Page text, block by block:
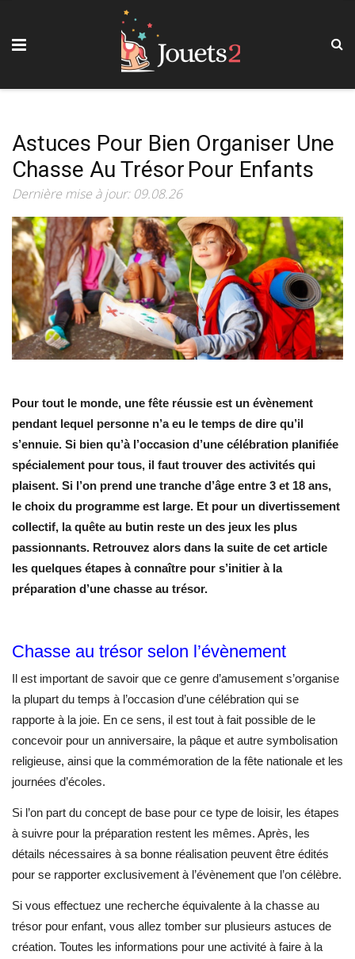
Astuces Pour Bien Organiser Une
Chasse Au Trésor Pour Enfants
Dernière mise à jour: 09.08.26
Pour tout le monde, une fête réussie est un évènement
pendant lequel personne n’a eu le temps de dire qu’il
s’ennuie. Si bien qu’à l’occasion d’une célébration planifiée
spécialement pour tous, il faut trouver des activités qui
plaisent. Si l’on prend une tranche d’âge entre 3 et 18 ans,
le choix du programme est large. Et pour un divertissement
collectif, la quête au butin reste un des jeux les plus
passionnants. Retrouvez alors dans la suite de cet article
les quelques étapes à connaître pour s’initier à la
préparation d’une chasse au trésor.
Chasse au trésor selon l’évènement
Il est important de savoir que ce genre d’amusement s’organise
la plupart du temps à l’occasion d’une célébration qui se
rapporte à la joie. En ce sens, il est tout à fait possible de le
concevoir pour un anniversaire, la pâque et autre symbolisation
religieuse, ainsi que la commémoration de la fête nationale et les
journées d’écoles.
Si l’on part du concept de base pour ce type de loisir, les étapes
à suivre pour la préparation restent les mêmes. Après, les
détails nécessaires à sa bonne réalisation peuvent être édités
pour se rapporter exclusivement à l’évènement que l’on célèbre.
Si vous effectuez une recherche équivalente à la chasse au
trésor pour enfant, vous allez tomber sur plusieurs astuces de
création. Toutes les informations pour une activité à faire à la